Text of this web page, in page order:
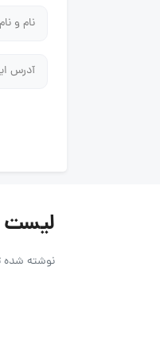
لیست
نوشته